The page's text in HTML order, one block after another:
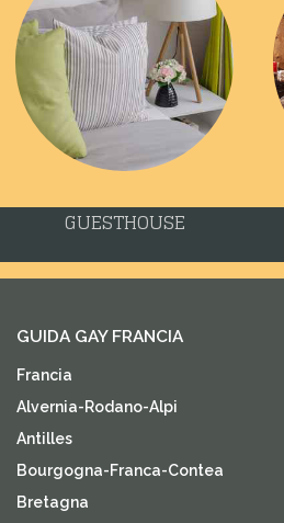
GUESTHOUSE
GUIDA GAY FRANCIA
Francia
Alvernia-Rodano-Alpi
Antilles
Bourgogna-Franca-Contea
Bretagna